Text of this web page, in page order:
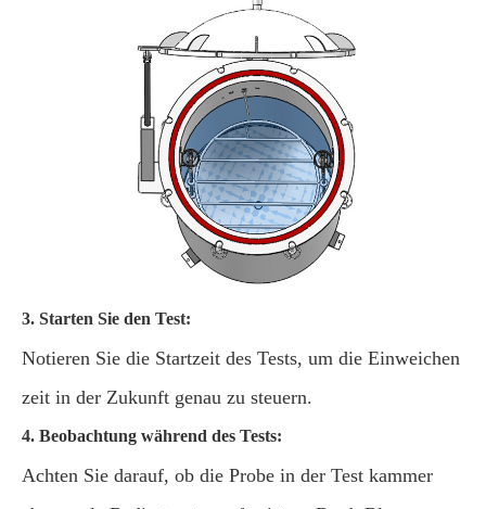
3. Starten Sie den Test:
Notieren Sie die Startzeit des Tests, um die Einweichen
zeit in der Zukunft genau zu steuern.
4. Beobachtung während des Tests:
Achten Sie darauf, ob die Probe in der Test kammer